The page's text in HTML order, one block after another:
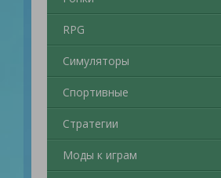
RPG
Симуляторы
Спортивные
Стратегии
Моды к играм